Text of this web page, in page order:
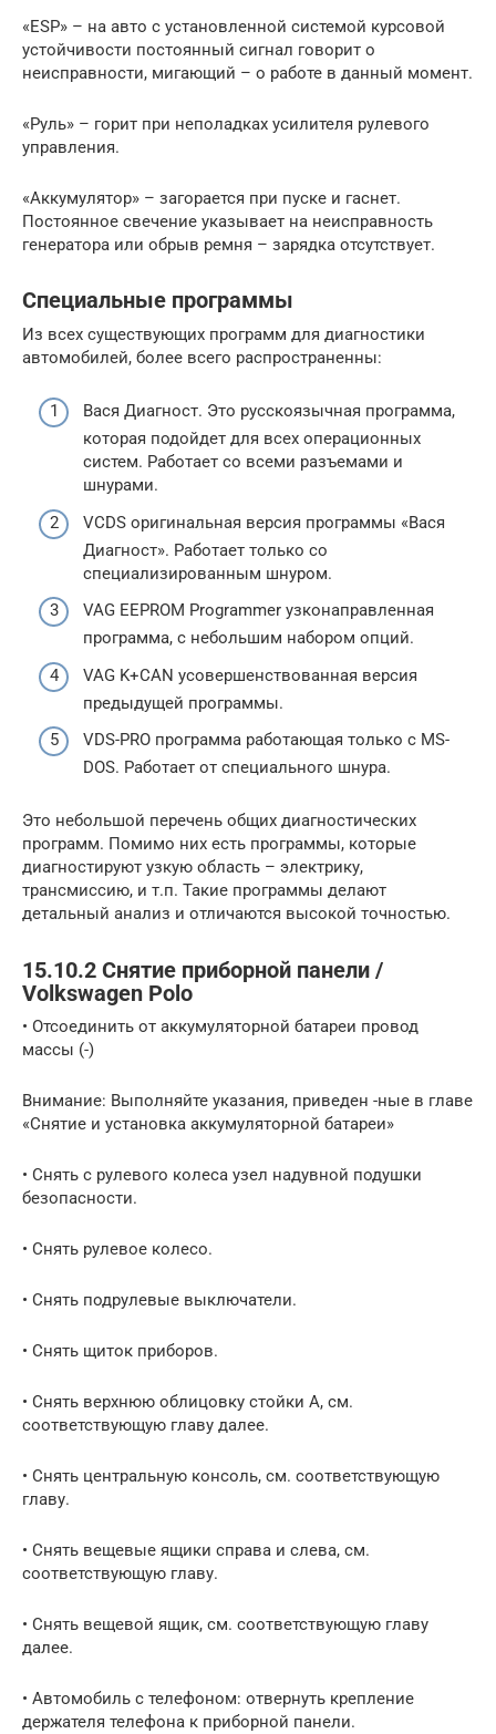
«ESP» – на авто с установленной системой курсовой
устойчивости постоянный сигнал говорит о
неисправности, мигающий – о работе в данный момент.
«Руль» – горит при неполадках усилителя рулевого
управления.
«Аккумулятор» – загорается при пуске и гаснет.
Постоянное свечение указывает на неисправность
генератора или обрыв ремня – зарядка отсутствует.
Специальные программы
Из всех существующих программ для диагностики
автомобилей, более всего распространенны:
Вася Диагност. Это русскоязычная программа,
которая подойдет для всех операционных
систем. Работает со всеми разъемами и
шнурами.
VCDS оригинальная версия программы «Вася
Диагност». Работает только со
специализированным шнуром.
VAG EEPROM Programmer узконаправленная
программа, с небольшим набором опций.
VAG K+CAN усовершенствованная версия
предыдущей программы.
VDS-PRO программа работающая только с MS-
DOS. Работает от специального шнура.
Это небольшой перечень общих диагностических
программ. Помимо них есть программы, которые
диагностируют узкую область – электрику,
трансмиссию, и т.п. Такие программы делают
детальный анализ и отличаются высокой точностью.
15.10.2 Снятие приборной панели /
Volkswagen Polo
• Отсоединить от аккумуляторной батареи провод
массы (-)
Внимание: Выполняйте указания, приведен -ные в главе
«Снятие и установка аккумуляторной батареи»
• Снять с рулевого колеса узел надувной подушки
безопасности.
• Снять рулевое колесо.
• Снять подрулевые выключатели.
• Снять щиток приборов.
• Снять верхнюю облицовку стойки А, см.
соответствующую главу далее.
• Снять центральную консоль, см. соответствующую
главу.
• Снять вещевые ящики справа и слева, см.
соответствующую главу.
• Снять вещевой ящик, см. соответствующую главу
далее.
• Автомобиль с телефоном: отвернуть крепление
держателя телефона к приборной панели.